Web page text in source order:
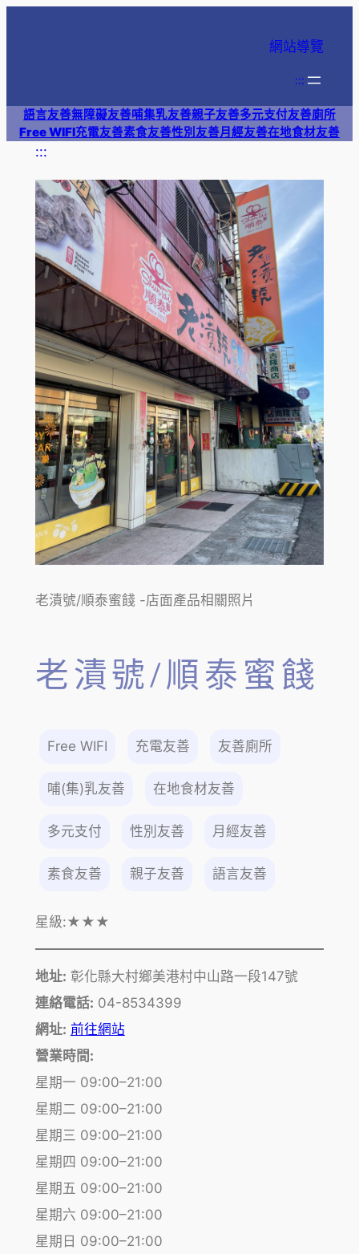
網站導覽
:::
語言友善無障礙友善哺集乳友善親子友善多元支付友善廁所
Free WIFI充電友善素食友善性別友善月經友善在地食材友善
:::
老漬號/順泰蜜餞 -店面產品相關照片
老漬號/順泰蜜餞
Free WIFI 充電友善 友善廁所
哺(集)乳友善 在地食材友善
多元支付 性別友善 月經友善
素食友善 親子友善 語言友善
星級:★★★
地址: 彰化縣大村鄉美港村中山路一段147號
連絡電話: 04-8534399
網址: 前往網站
營業時間:
星期一 09:00–21:00
星期二 09:00–21:00
星期三 09:00–21:00
星期四 09:00–21:00
星期五 09:00–21:00
星期六 09:00–21:00
星期日 09:00–21:00